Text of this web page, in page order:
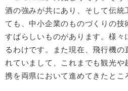
酒の強みが共にあり、そして伝統
ても、中小企業のものづくりの技
すばらしいものがあります。様々
るわけです。また現在、飛行機の
れていまして、これまでも観光
携を両県において進めてきたとこ